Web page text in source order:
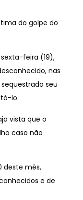
do golpe do
feira (19),
nas
seu
lo.
vista que o
caso não
deste mês,
e de